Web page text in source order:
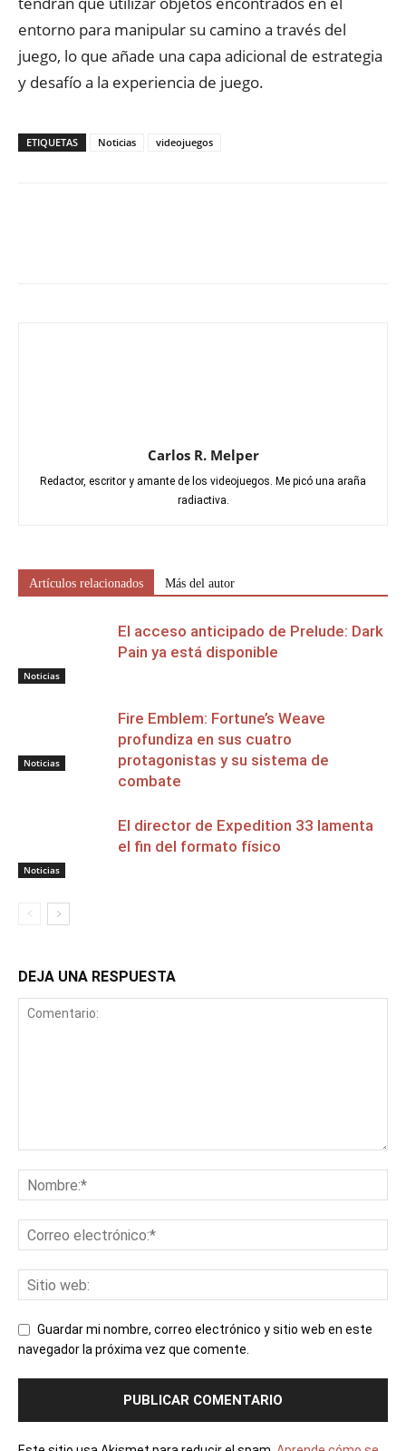
entorno para manipular su camino a través del
juego, lo que añade una capa adicional de estrategia
y desafío a la experiencia de juego.
ETIQUETAS Noticias videojuegos
Carlos R. Melper
Redactor, escritor y amante de los videojuegos. Me picó una araña
radiactiva.
Artículos relacionados Más del autor
Noticias
El acceso anticipado de Prelude: Dark
Pain ya está disponible
Noticias
Fire Emblem: Fortune’s Weave
profundiza en sus cuatro
protagonistas y su sistema de
combate
Noticias
El director de Expedition 33 lamenta
el fin del formato físico
DEJA UNA RESPUESTA
Guardar mi nombre, correo electrónico y sitio web en este
navegador la próxima vez que comente.